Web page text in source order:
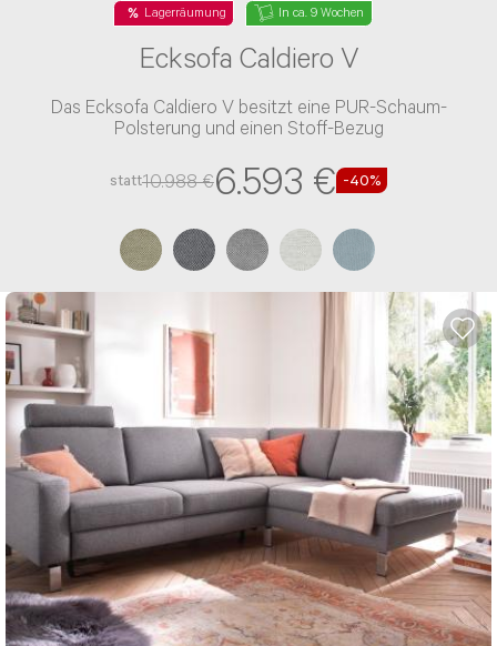
Lagerräumung In ca. 9 Wochen
Ecksofa Caldiero V
Das Ecksofa Caldiero V besitzt eine PUR-Schaum-
Polsterung und einen Stoff-Bezug
statt10.988 €6.593 € -40%